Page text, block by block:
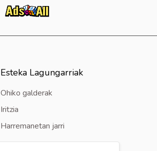
Esteka Lagungarriak
Ohiko galderak
Iritzia
Harremanetan jarri